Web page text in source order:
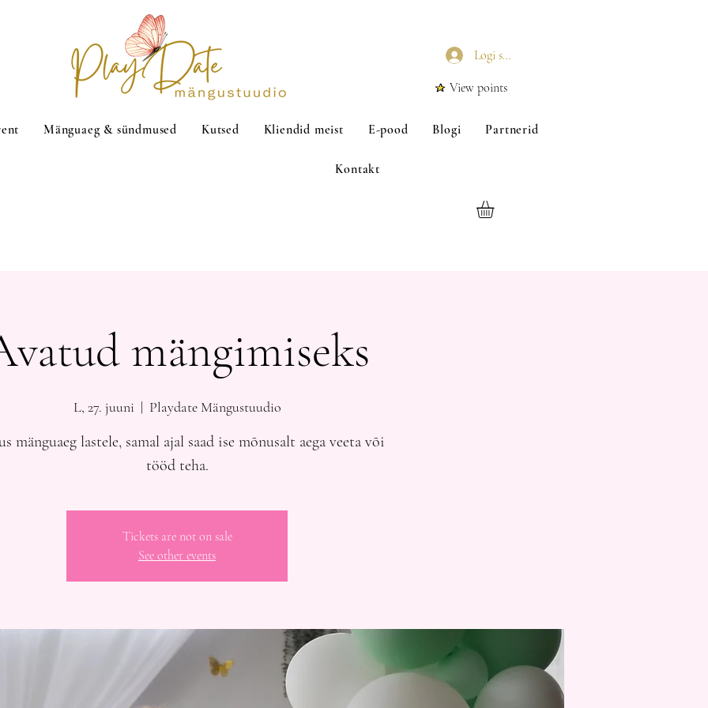
Logi sisse
View points
Mänguaeg & sündmused Kutsed Kliendid meist E-pood Blogi Partnerid
Kontakt
mängimiseks
L, 27. juuni
  |
Playdate Mängustuudio
mänguaeg lastele, samal ajal saad ise mõnusalt aega veeta või
tööd teha.
Tickets are not on sale
See other events